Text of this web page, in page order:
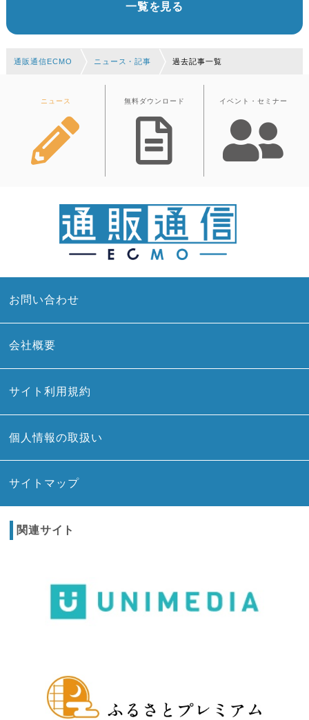
一覧を見る
通販通信ECMO ニュース・記事 過去記事一覧
ニュース 無料ダウンロード イベント・セミナー
お問い合わせ
会社概要
サイト利用規約
個人情報の取扱い
サイトマップ
関連サイト